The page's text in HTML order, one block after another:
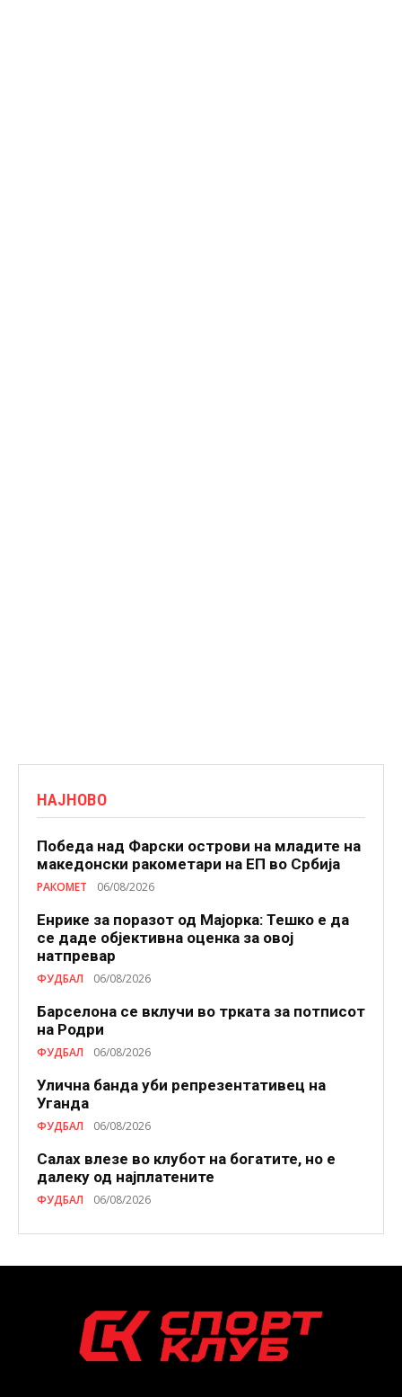
НАЈНОВО
Победа над Фарски острови на младите на
македонски ракометари на ЕП во Србија
РАКОМЕТ 06/08/2026
Енрике за поразот од Мајорка: Тешко е да
се даде објективна оценка за овој
натпревар
ФУДБАЛ 06/08/2026
Барселона се вклучи во трката за потписот
на Родри
ФУДБАЛ 06/08/2026
Улична банда уби репрезентативец на
Уганда
ФУДБАЛ 06/08/2026
Салах влезе во клубот на богатите, но е
далеку од најплатените
ФУДБАЛ 06/08/2026